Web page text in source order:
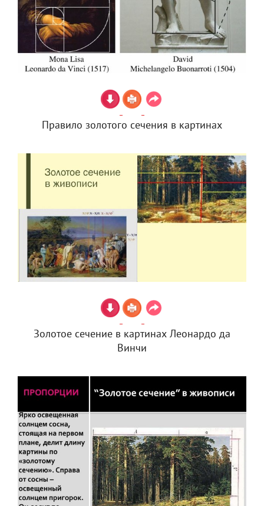
Правило золотого сечения в картинах
Золотое сечение в картинах Леонардо да
Винчи